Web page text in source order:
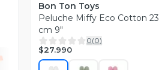
Bon Ton Toys
Peluche Miffy Eco Cotton 23
cm 9"
0(0)
$27.990